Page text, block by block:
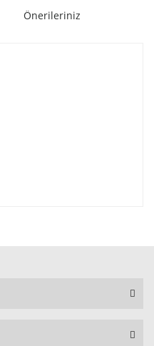
Önerileriniz